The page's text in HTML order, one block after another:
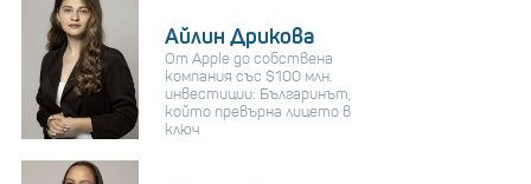
Айлин Дрикова
От Apple до собствена
компания със $100 млн.
инвестиции: Българинът,
който превърна лицето в
ключ